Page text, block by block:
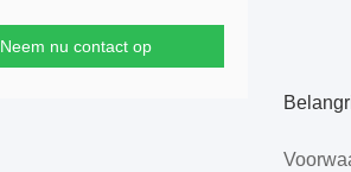
Neem nu contact op